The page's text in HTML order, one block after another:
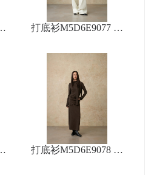
打底衫M5D6E9077 裤
打底衫M5D6E9078 长